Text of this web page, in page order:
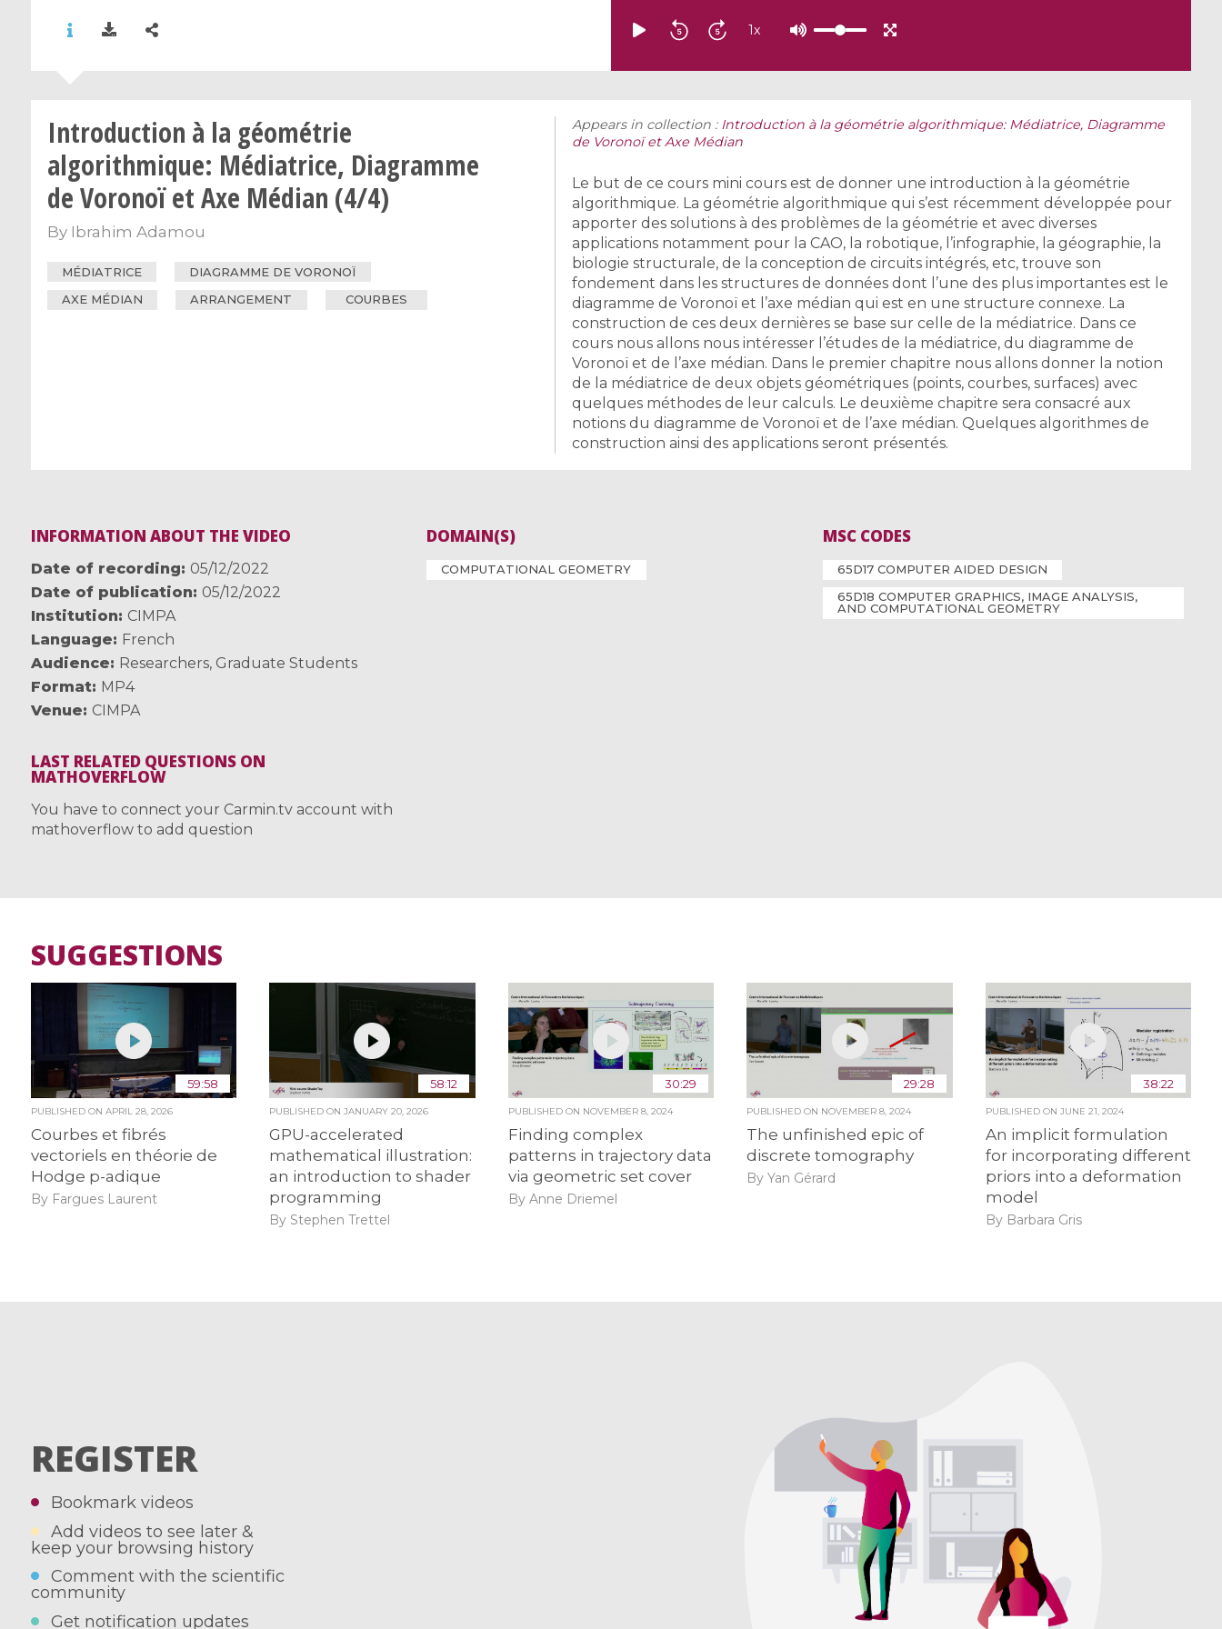
1x
Introduction à la géométrie
algorithmique: Médiatrice, Diagramme
de Voronoï et Axe Médian (4/4)
By Ibrahim Adamou
MÉDIATRICE
DIAGRAMME DE VORONOÏ
AXE MÉDIAN
ARRANGEMENT COURBES
Appears in collection : Introduction à la géométrie algorithmique: Médiatrice, Diagramme
de Voronoï et Axe Médian
Le but de ce cours mini cours est de donner une introduction à la géométrie
algorithmique. La géométrie algorithmique qui s’est récemment développée pour
apporter des solutions à des problèmes de la géométrie et avec diverses
applications notamment pour la CAO, la robotique, l’infographie, la géographie, la
biologie structurale, de la conception de circuits intégrés, etc, trouve son
fondement dans les structures de données dont l’une des plus importantes est le
diagramme de Voronoï et l’axe médian qui est en une structure connexe. La
construction de ces deux dernières se base sur celle de la médiatrice. Dans ce
cours nous allons nous intéresser l’études de la médiatrice, du diagramme de
Voronoï et de l’axe médian. Dans le premier chapitre nous allons donner la notion
de la médiatrice de deux objets géométriques (points, courbes, surfaces) avec
quelques méthodes de leur calculs. Le deuxième chapitre sera consacré aux
notions du diagramme de Voronoï et de l’axe médian. Quelques algorithmes de
construction ainsi des applications seront présentés.
INFORMATION ABOUT THE VIDEO
Date of recording
05/12/2022
Date of publication
05/12/2022
Institution
CIMPA
Language
French
Audience
Researchers, Graduate Students
Format
MP4
Venue
CIMPA
DOMAIN(S)
COMPUTATIONAL GEOMETRY
MSC CODES
65D17 COMPUTER AIDED DESIGN
65D18 COMPUTER GRAPHICS, IMAGE ANALYSIS,
AND COMPUTATIONAL GEOMETRY
LAST RELATED QUESTIONS ON
MATHOVERFLOW
You have to connect your Carmin.tv account with
mathoverflow to add question
SUGGESTIONS
59:58
PUBLISHED ON APRIL 28, 2026
Courbes et fibrés
vectoriels en théorie de
Hodge p-adique
By Fargues Laurent
58:12
PUBLISHED ONJANUARY 20, 2026
GPU-accelerated
mathematical illustration:
an introduction to shader
programming
By Stephen Trettel
30:29
PUBLISHED ON NOVEMBER 8, 2024
Finding complex
patterns in trajectory data
via geometric set cover
By Anne Driemel
29:28
PUBLISHED ON NOVEMBER 8, 2024
The unfinished epic of
discrete tomography
By Yan Gérard
38:22
PUBLISHED ON JUNE 21, 2024
An implicit formulation
for incorporating different
priors into a deformation
model
By Barbara Gris
REGISTER
Bookmark videos
Add videos to see later &
keep your browsing history
Comment with the scientific
community
Get notification updates